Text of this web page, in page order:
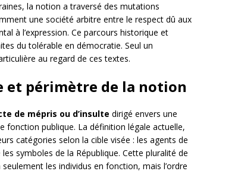
la notion a traversé des mutations
une société arbitre entre le respect dû aux
à l’expression. Ce parcours historique et
du tolérable en démocratie. Seul un
au regard de ces textes.
périmètre de la notion
de mépris ou d’insulte dirigé envers une
fonction publique. La définition légale actuelle,
catégories selon la cible visée : les agents de
symboles de la République. Cette pluralité de
les individus en fonction, mais l’ordre